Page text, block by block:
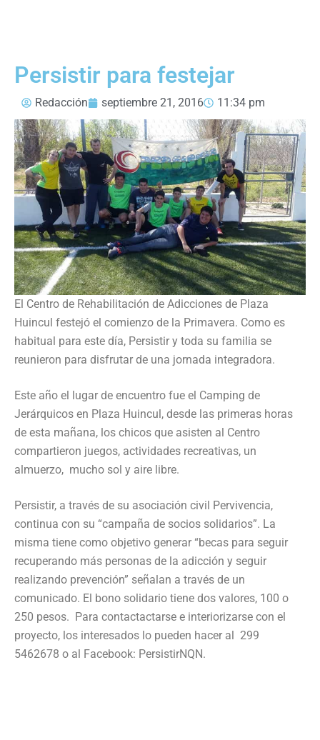
Persistir para festejar
Redacción septiembre 21, 2016 11:34 pm
El Centro de Rehabilitación de Adicciones de Plaza
Huincul festejó el comienzo de la Primavera. Como es
habitual para este día, Persistir y toda su familia se
reunieron para disfrutar de una jornada integradora.
Este año el lugar de encuentro fue el Camping de
Jerárquicos en Plaza Huincul, desde las primeras horas
de esta mañana, los chicos que asisten al Centro
compartieron juegos, actividades recreativas, un
almuerzo, mucho sol y aire libre.
Persistir, a través de su asociación civil Pervivencia,
continua con su “campaña de socios solidarios”. La
misma tiene como objetivo generar “becas para seguir
recuperando más personas de la adicción y seguir
realizando prevención” señalan a través de un
comunicado. El bono solidario tiene dos valores, 100 o
250 pesos. Para contactactarse e interiorizarse con el
proyecto, los interesados lo pueden hacer al 299
5462678 o al Facebook: PersistirNQN.